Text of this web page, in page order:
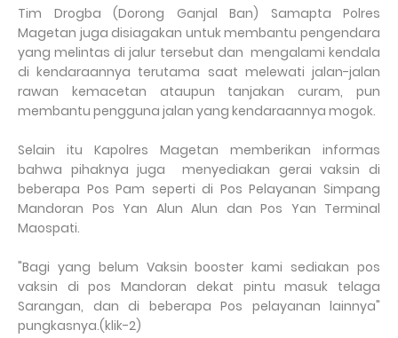
Tim Drogba (Dorong Ganjal Ban) Samapta Polres
Magetan juga disiagakan untuk membantu pengendara
yang melintas di jalur tersebut dan mengalami kendala
di kendaraannya terutama saat melewati jalan-jalan
rawan kemacetan ataupun tanjakan curam, pun
membantu pengguna jalan yang kendaraannya mogok.
Selain itu Kapolres Magetan memberikan informas
bahwa pihaknya juga
menyediakan gerai vaksin di
beberapa Pos Pam seperti di Pos Pelayanan Simpang
Mandoran Pos Yan Alun Alun dan Pos Yan Terminal
Maospati.
"Bagi yang belum Vaksin booster kami sediakan pos
vaksin di pos Mandoran dekat pintu masuk telaga
Sarangan, dan di beberapa Pos pelayanan lainnya"
pungkasnya.(klik-2)